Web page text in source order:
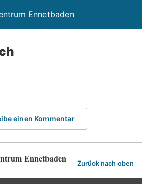
Ennetbaden
einen Kommentar
Ennetbaden Zurück nach oben